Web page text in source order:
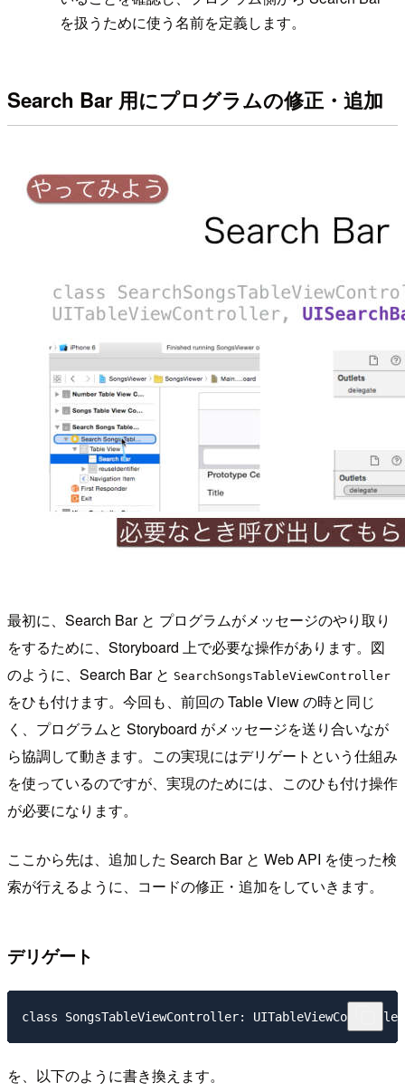
を扱うために使う名前を定義します。
Search Bar 用にプログラムの修正・追加
最初に、Search Bar と プログラムがメッセージのやり取り
をするために、Storyboard 上で必要な操作があります。図
のように、Search Bar と SearchSongsTableViewController
をひも付けます。今回も、前回の Table View の時と同じ
く、プログラムと Storyboard がメッセージを送り合いなが
ら協調して動きます。この実現にはデリゲートという仕組み
を使っているのですが、実現のためには、このひも付け操作
が必要になります。
ここから先は、追加した Search Bar と Web API を使った検
索が行えるように、コードの修正・追加をしていきます。
デリゲート
class SongsTableViewController:
を、以下のように書き換えます。